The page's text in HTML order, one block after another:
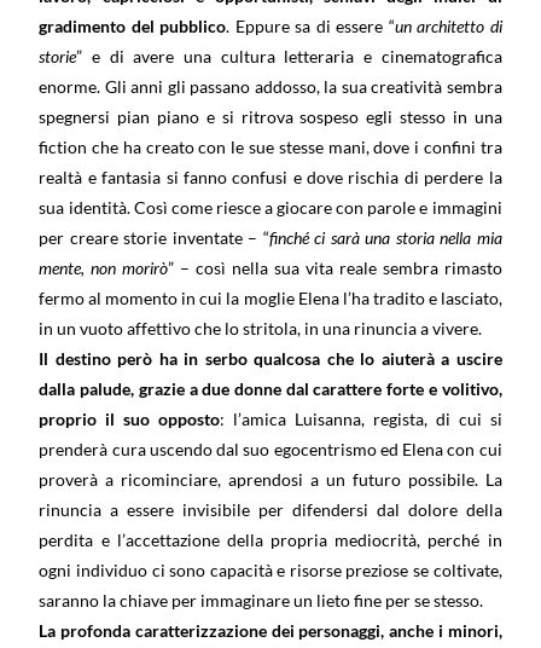
gradimento del pubblico. Eppure sa di essere “un architetto di
storie” e di avere una cultura letteraria e cinematografica
enorme. Gli anni gli passano addosso, la sua creatività sembra
spegnersi pian piano e si ritrova sospeso egli stesso in una
fiction che ha creato con le sue stesse mani, dove i confini tra
realtà e fantasia si fanno confusi e dove rischia di perdere la
sua identità. Così come riesce a giocare con parole e immagini
per creare storie inventate – “finché ci sarà una storia nella mia
mente, non morirò” – così nella sua vita reale sembra rimasto
fermo al momento in cui la moglie Elena l’ha tradito e lasciato,
in un vuoto affettivo che lo stritola, in una rinuncia a vivere.
Il destino però ha in serbo qualcosa che lo aiuterà a uscire
dalla palude, grazie a due donne dal carattere forte e volitivo,
proprio il suo opposto: l’amica Luisanna, regista, di cui si
prenderà cura uscendo dal suo egocentrismo ed Elena con cui
proverà a ricominciare, aprendosi a un futuro possibile. La
rinuncia a essere invisibile per difendersi dal dolore della
perdita e l’accettazione della propria mediocrità, perché in
ogni individuo ci sono capacità e risorse preziose se coltivate,
saranno la chiave per immaginare un lieto fine per se stesso.
La profonda caratterizzazione dei personaggi, anche i minori,